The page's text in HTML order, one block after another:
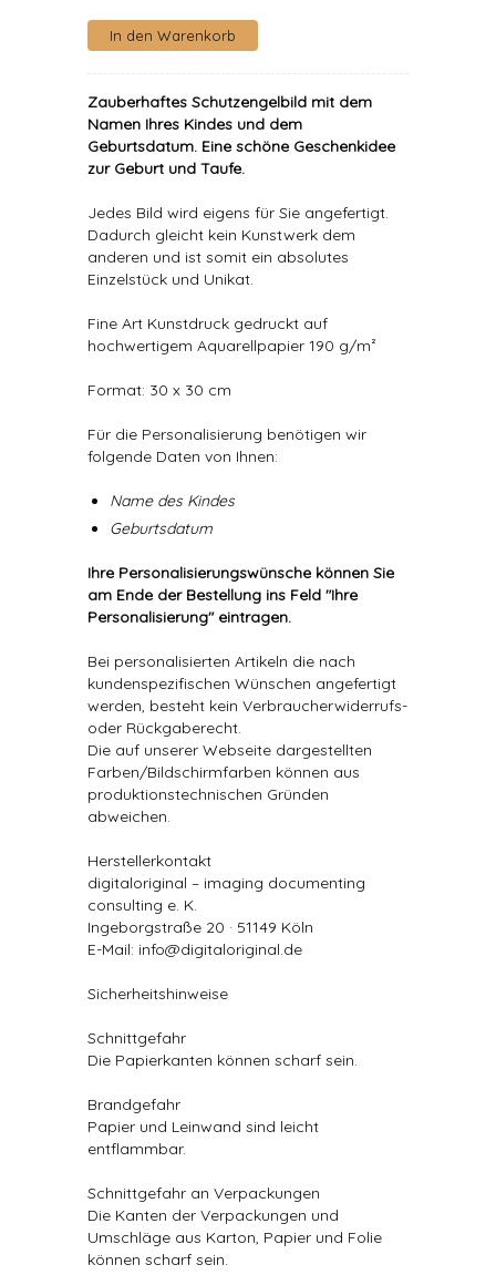
Zauberhaftes Schutzengelbild mit dem
Namen Ihres Kindes und dem
Geburtsdatum. Eine schöne Geschenkidee
zur Geburt und Taufe.
Jedes Bild wird eigens für Sie angefertigt.
Dadurch gleicht kein Kunstwerk dem
anderen und ist somit ein absolutes
Einzelstück und Unikat.
Fine Art Kunstdruck gedruckt auf
hochwertigem Aquarellpapier 190 g/m²
Format: 30 x 30 cm
Für die Personalisierung benötigen wir
folgende Daten von Ihnen:
Name des Kindes
Geburtsdatum
Ihre Personalisierungswünsche können Sie
am Ende der Bestellung ins Feld "Ihre
Personalisierung" eintragen.
Bei personalisierten Artikeln die nach
kundenspezifischen Wünschen angefertigt
werden, besteht kein Verbraucherwiderrufs-
oder Rückgaberecht.
Die auf unserer Webseite dargestellten
Farben/Bildschirmfarben können aus
produktionstechnischen Gründen
abweichen.
Herstellerkontakt
digitaloriginal – imaging documenting
consulting e. K.
Ingeborgstraße 20 · 51149 Köln
E-Mail: info@digitaloriginal.de
Sicherheitshinweise
Schnittgefahr
Die Papierkanten können scharf sein.
Brandgefahr
Papier und Leinwand sind leicht
entflammbar.
Schnittgefahr an Verpackungen
Die Kanten der Verpackungen und
Umschläge aus Karton, Papier und Folie
können scharf sein.